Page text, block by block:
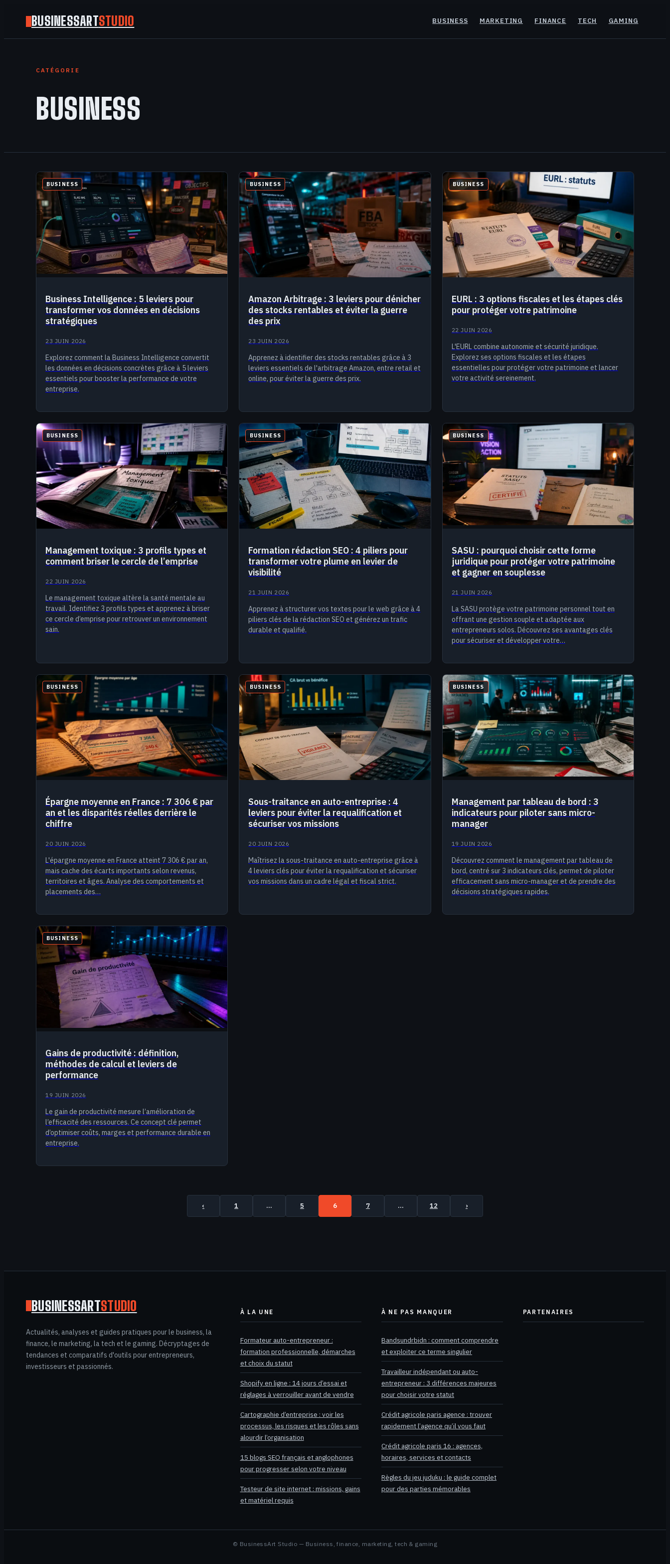
BUSINESSARTSTUDIO BUSINESS MARKETING FINANCE TECH GAMING
CATÉGORIE
BUSINESS
BUSINESS
Business Intelligence : 5 leviers pour
transformer vos données en décisions
stratégiques
23 JUIN 2026
Explorez comment la Business Intelligence convertit
les données en décisions concrètes grâce à 5 leviers
essentiels pour booster la performance de votre
entreprise.
BUSINESS
Amazon Arbitrage : 3 leviers pour dénicher
des stocks rentables et éviter la guerre
des prix
23 JUIN 2026
Apprenez à identifier des stocks rentables grâce à 3
leviers essentiels de l'arbitrage Amazon, entre retail et
online, pour éviter la guerre des prix.
BUSINESS
EURL : 3 options fiscales et les étapes clés
pour protéger votre patrimoine
22 JUIN 2026
L'EURL combine autonomie et sécurité juridique.
Explorez ses options fiscales et les étapes
essentielles pour protéger votre patrimoine et lancer
votre activité sereinement.
BUSINESS
Management toxique : 3 profils types et
comment briser le cercle de l’emprise
22 JUIN 2026
Le management toxique altère la santé mentale au
travail. Identifiez 3 profils types et apprenez à briser
ce cercle d’emprise pour retrouver un environnement
sain.
BUSINESS
Formation rédaction SEO : 4 piliers pour
transformer votre plume en levier de
visibilité
21 JUIN 2026
Apprenez à structurer vos textes pour le web grâce à 4
piliers clés de la rédaction SEO et générez un trafic
durable et qualifié.
BUSINESS
SASU : pourquoi choisir cette forme
juridique pour protéger votre patrimoine
et gagner en souplesse
21 JUIN 2026
La SASU protège votre patrimoine personnel tout en
offrant une gestion souple et adaptée aux
entrepreneurs solos. Découvrez ses avantages clés
pour sécuriser et développer votre…
BUSINESS
Épargne moyenne en France : 7 306 € par
an et les disparités réelles derrière le
chiffre
20 JUIN 2026
L'épargne moyenne en France atteint 7 306 € par an,
mais cache des écarts importants selon revenus,
territoires et âges. Analyse des comportements et
placements des…
BUSINESS
Sous-traitance en auto-entreprise : 4
leviers pour éviter la requalification et
sécuriser vos missions
20 JUIN 2026
Maîtrisez la sous-traitance en auto-entreprise grâce à
4 leviers clés pour éviter la requalification et sécuriser
vos missions dans un cadre légal et fiscal strict.
BUSINESS
Management par tableau de bord : 3
indicateurs pour piloter sans micro-
manager
19 JUIN 2026
Découvrez comment le management par tableau de
bord, centré sur 3 indicateurs clés, permet de piloter
efficacement sans micro-manager et de prendre des
décisions stratégiques rapides.
BUSINESS
Gains de productivité : définition,
méthodes de calcul et leviers de
performance
19 JUIN 2026
Le gain de productivité mesure l’amélioration de
l’efficacité des ressources. Ce concept clé permet
d’optimiser coûts, marges et performance durable en
entreprise.
‹ 1 … 5 6 7 … 12 ›
BUSINESSARTSTUDIO
Actualités, analyses et guides pratiques pour le business, la
finance, le marketing, la tech et le gaming. Décryptages de
tendances et comparatifs d'outils pour entrepreneurs,
investisseurs et passionnés.
À LA UNE
Formateur auto-entrepreneur :
formation professionnelle, démarches
et choix du statut
Shopify en ligne : 14 jours d’essai et
réglages à verrouiller avant de vendre
Cartographie d’entreprise : voir les
processus, les risques et les rôles sans
alourdir l’organisation
15 blogs SEO français et anglophones
pour progresser selon votre niveau
Testeur de site internet : missions, gains
et matériel requis
À NE PAS MANQUER
Bandsundrbidn : comment comprendre
et exploiter ce terme singulier
Travailleur indépendant ou auto-
entrepreneur : 3 différences majeures
pour choisir votre statut
Crédit agricole paris agence : trouver
rapidement l’agence qu’il vous faut
Crédit agricole paris 16 : agences,
horaires, services et contacts
Règles du jeu juduku : le guide complet
pour des parties mémorables
PARTENAIRES
© BusinessArt Studio — Business, finance, marketing, tech & gaming